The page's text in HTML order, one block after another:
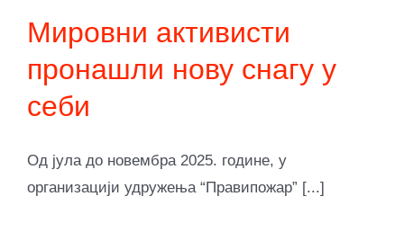
Мировни активисти
пронашли нову снагу у
себи
Од јула до новембра 2025. године, у
организацији удружења “Правипожар” [...]